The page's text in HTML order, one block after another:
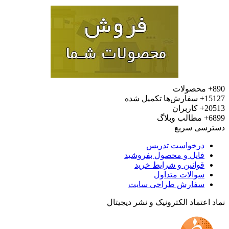
محصولات
سفارش‌ها تکمیل شده
کاربران
مطالب وبلاگ
سریع
درخواست تدریس
فایل و محصول بفروشید
قوانین و شرایط خرید
سوالات متداول
سفارش طراحی سایت
اعتماد الکترونیک و نشر دیجیتال